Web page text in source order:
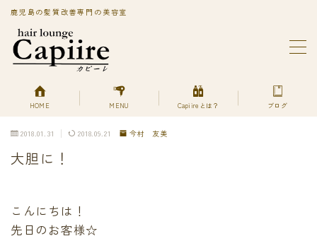
鹿児島の髪質改善専門の美容室
MENU
Capiireってどんなサロン?
PRIVACY POLICY
丁寧なカウンセリングで安心のカット
柔らかく、自然で艶のある髪質改善へアエステ縮毛矯正
色持ちよく美艶髪になれる髪質改善ヘアエステカラー
あなただけの美艶髪へ!
HOME MENU Capiireとは？ ブログ
2018.01.31 2018.09.21 今村 友美
大胆に！
こんにちは！
先日のお客様☆